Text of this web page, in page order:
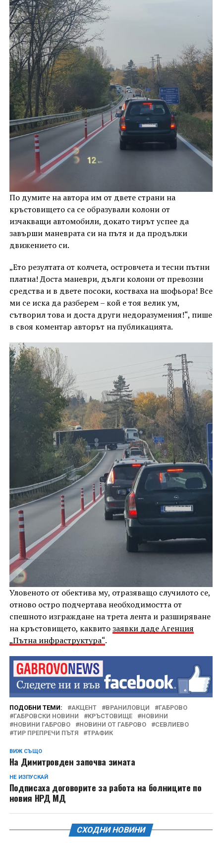
По думите на автора им от двете страни на
кръстовището са се образували колони от
изчакващи автомобили, докато тирът успее да
завърши маневрата си на пътя и да продължи
движението си.
„Ето резултата от колчета, островчета и тесни пътни
платна! Доста маневри, дълги колони от превозни
средства и в двете посоки, костваха на шофьора! Все
ми се иска да разберем – кой е тоя велик ум,
сътворил това и доста други недоразумения!“, пише
в своя коментар авторът на публикацията.
Уловеното от обектива му, отразяващо случилото се,
отново остро подчертава необходимостта от
спешното изграждане на трета лента и разширяване
на кръстовището, каквитозаявки даде Агенция
„Пътна инфраструктура“.
ПОДОБНИ ТЕМИ: АКЦЕНТ ВРАНИЛОВЦИ
ГАБРОВО
ГАБРОВСКИ НОВИНИ
КРЪСТОВИЩЕ
НОВИНИ
НОВИНИ ГАБРОВО
НОВИНИ ОТ ГАБРОВО
СЕВЛИЕВО
ТИР ПРЕПРЕЧИ ПЪТЯ
ТРАФИК
ВИЖ СЪЩО
На Димитровден започва зимата
НЕ ИЗПУСКАЙ
Подписаха договорите за работа на болниците по
новия НРД МД
СХОДНИ НОВИНИ